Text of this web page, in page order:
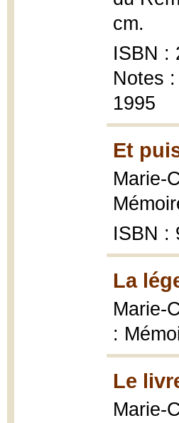
cm.
ISBN :
Notes
1995
Et
Marie-
ISBN :
La
Marie-
:
Le
Marie-